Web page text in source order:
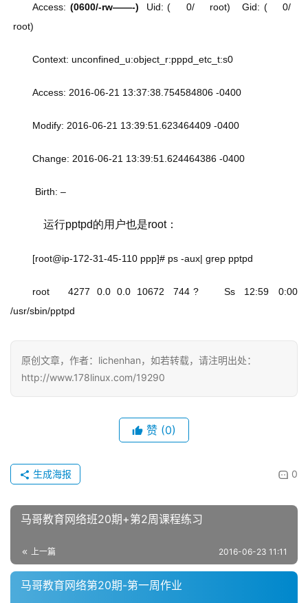
Access: (0600/-rw——-) Uid: (    0/    root)   Gid: (    0/
root)
Context: unconfined_u:object_r:pppd_etc_t:s0
Access: 2016-06-21 13:37:38.754584806 -0400
Modify: 2016-06-21 13:39:51.623464409 -0400
Change: 2016-06-21 13:39:51.624464386 -0400
Birth: –
运行pptpd的用户也是root：
[root@ip-172-31-45-110 ppp]# ps -aux| grep pptpd
root      4277  0.0  0.0  10672   744 ?        Ss   12:59   0:00
/usr/sbin/pptpd
原创文章，作者：lichenhan，如若转载，请注明出处：
http://www.178linux.com/19290
赞 (0)
0
生成海报
马哥教育网络班20期+第2周课程练习
上一篇 2016-06-23 11:11
马哥教育网络第20期-第一周作业